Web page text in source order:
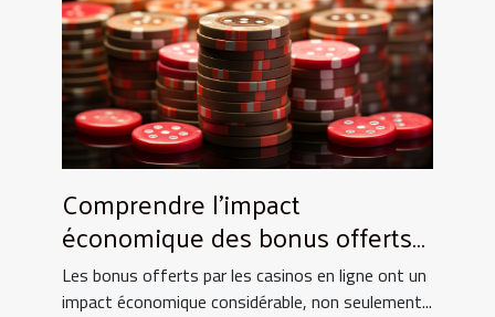
Comprendre l'impact
économique des bonus offerts
par les casinos en ligne
Les bonus offerts par les casinos en ligne ont un
impact économique considérable, non seulement...